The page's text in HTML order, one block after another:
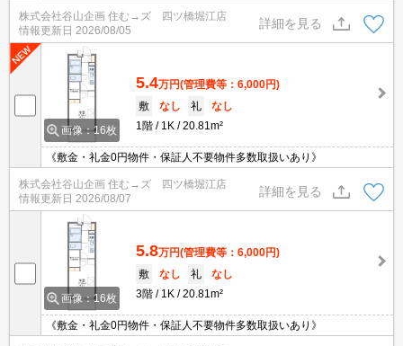
株式会社谷山企画 住む→ズ 四ツ橋堀江店
情報更新日 2026/08/05
詳細を見る
画像：16枚
5.4万円(管理費等：6,000円)
敷
なし 礼
なし
1階
1K 20.81m²
《敷金・礼金0円物件・保証人不要物件多数取扱いあり》
株式会社谷山企画 住む→ズ 四ツ橋堀江店
情報更新日 2026/08/07
詳細を見る
画像：16枚
5.8万円(管理費等：6,000円)
敷
なし 礼
なし
3階
1K 20.81m²
《敷金・礼金0円物件・保証人不要物件多数取扱いあり》